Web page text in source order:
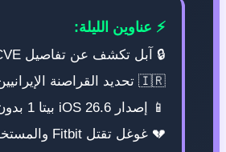
⚡ عناوين الليلة:
🔒 آبل تكشف عن تفاصيل CVE أمنية جديدة
🇮🇷 تحديد القراصنة الإيرانيين وراء هجوم مترو LA
📱 إصدار iOS 26.6 بيتا 1 بدون ميزات جديدة
💔 غوغل تقتل Fitbit والمستخدمون غاضبون